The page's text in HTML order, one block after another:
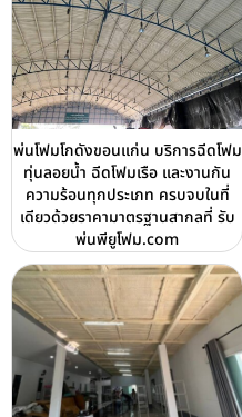
พ่นโฟมโกดังขอนแก่น บริการฉีดโฟม
ทุ่นลอยน้ำ ฉีดโฟมเรือ และงานกัน
ความร้อนทุกประเภท ครบจบในที่
เดียวด้วยราคามาตรฐานสากลที่ รับ
พ่นพียูโฟม.com